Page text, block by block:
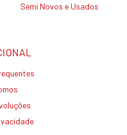
Semi Novos e Usados